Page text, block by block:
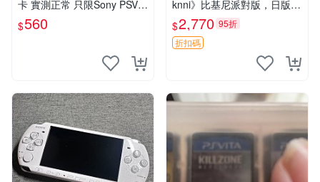
卡 實測正常 只限Sony PSV運
行 二合一折扣優惠 psv 港版
卡帶
$560
knni》比基尼派對版，日版原
裝，PSV獨佔新古態，附原裝
包裝，閒置出售中。女武神 P
SV 美少女
$2,770 95折
折扣碼